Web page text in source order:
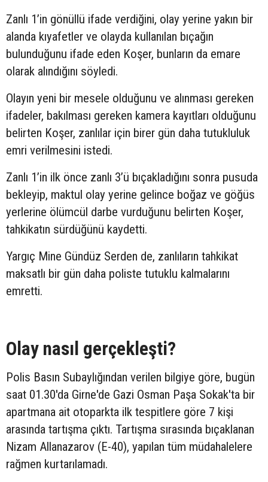
Zanlı 1’in gönüllü ifade verdiğini, olay yerine yakın bir
alanda kıyafetler ve olayda kullanılan bıçağın
bulunduğunu ifade eden Koşer, bunların da emare
olarak alındığını söyledi.
Olayın yeni bir mesele olduğunu ve alınması gereken
ifadeler, bakılması gereken kamera kayıtları olduğunu
belirten Koşer, zanlılar için birer gün daha tutukluluk
emri verilmesini istedi.
Zanlı 1’in ilk önce zanlı 3’ü bıçakladığını sonra pusuda
bekleyip, maktul olay yerine gelince boğaz ve göğüs
yerlerine ölümcül darbe vurduğunu belirten Koşer,
tahkikatın sürdüğünü kaydetti.
Yargıç Mine Gündüz Serden de, zanlıların tahkikat
maksatlı bir gün daha poliste tutuklu kalmalarını
emretti.
Olay nasıl gerçekleşti?
Polis Basın Subaylığından verilen bilgiye göre, bugün
saat 01.30'da Girne'de Gazi Osman Paşa Sokak'ta bir
apartmana ait otoparkta ilk tespitlere göre 7 kişi
arasında tartışma çıktı. Tartışma sırasında bıçaklanan
Nizam Allanazarov (E-40), yapılan tüm müdahalelere
rağmen kurtarılamadı.